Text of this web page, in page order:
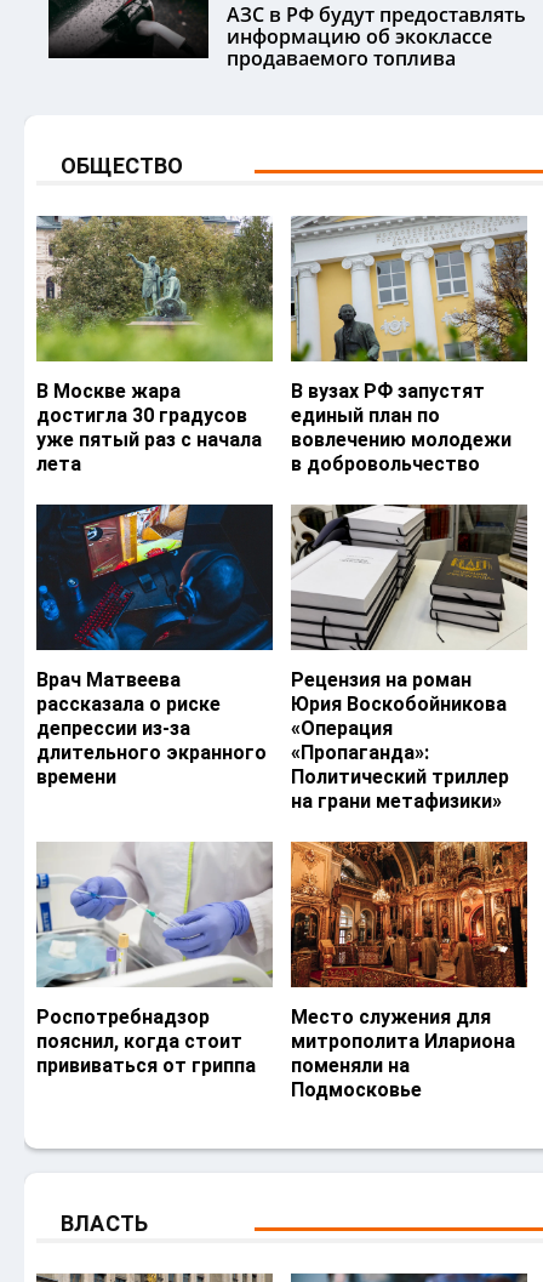
АЗС в РФ будут предоставлять
информацию об экоклассе
продаваемого топлива
ОБЩЕСТВО
В Москве жара
достигла 30 градусов
уже пятый раз с начала
лета
В вузах РФ запустят
единый план по
вовлечению молодежи
в добровольчество
Врач Матвеева
рассказала о риске
депрессии из-за
длительного экранного
времени
Рецензия на роман
Юрия Воскобойникова
«Операция
«Пропаганда»:
Политический триллер
на грани метафизики»
Роспотребнадзор
пояснил, когда стоит
прививаться от гриппа
Место служения для
митрополита Илариона
поменяли на
Подмосковье
ВЛАСТЬ